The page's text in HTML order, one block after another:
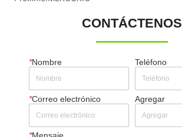
CONTÁCTENOS
*Nombre Teléfono
*Correo electrónico Agregar